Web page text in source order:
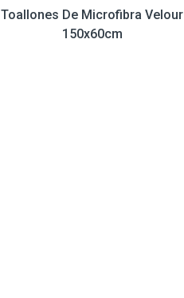
Toallones De Microfibra Velour
150x60cm